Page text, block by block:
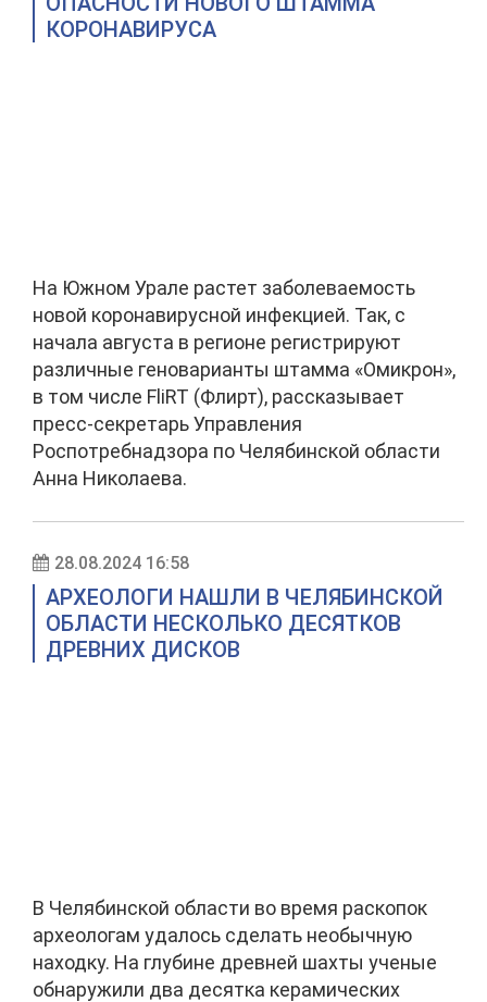
КОРОНАВИРУСА
На Южном Урале растет заболеваемость
новой коронавирусной инфекцией. Так, с
начала августа в регионе регистрируют
различные геноварианты штамма «Омикрон»,
в том числе FliRT (Флирт), рассказывает
пресс-секретарь Управления
Роспотребнадзора по Челябинской области
Анна Николаева.
28.08.2024 16:58
АРХЕОЛОГИ НАШЛИ В ЧЕЛЯБИНСКОЙ
ОБЛАСТИ НЕСКОЛЬКО ДЕСЯТКОВ
ДРЕВНИХ ДИСКОВ
В Челябинской области во время раскопок
археологам удалось сделать необычную
находку. На глубине древней шахты ученые
обнаружили два десятка керамических